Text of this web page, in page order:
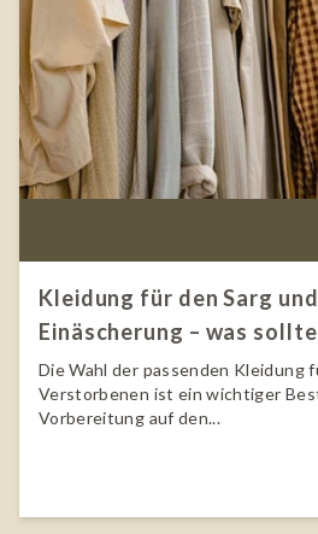
Kleidung für den Sarg
Einäscherung – was
Die Wahl der passenden Kleidung
Verstorbenen ist ein wichtiger
Vorbereitung auf den...